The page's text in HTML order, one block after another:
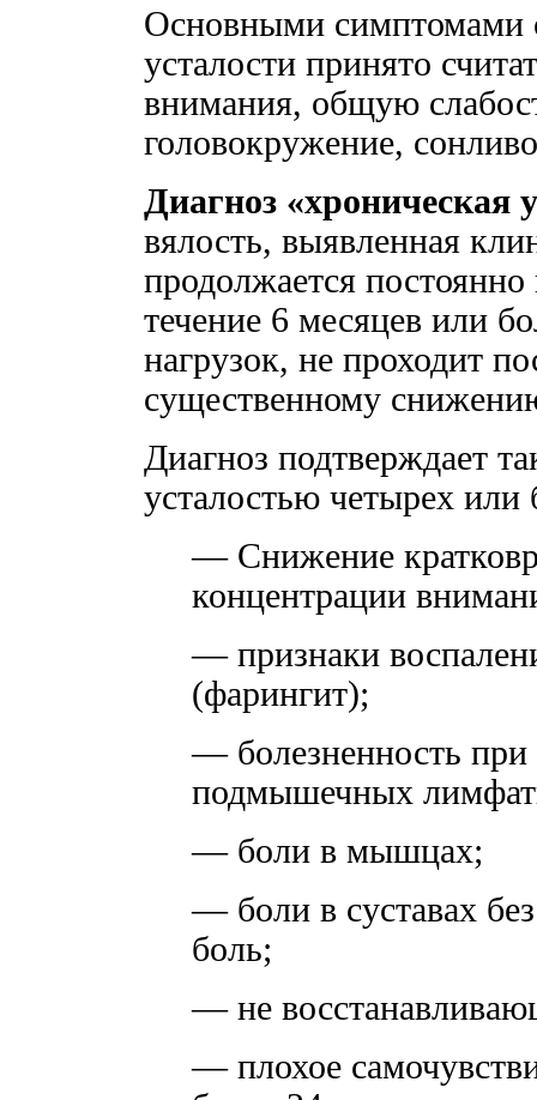
Основными симптомами
усталости принято
внимания, общую
головокружение,
Диагноз «хроническая
вялость, выявленная
продолжается
течение 6 месяцев или
нагрузок, не проходит
существенному
Диагноз подтверждает
усталостью четырех
— Снижение
концентрации
— признаки
(фарингит);
— болезненность
подмышечных
— боли в мышцах;
— боли в суставах
боль;
— не
— плохое